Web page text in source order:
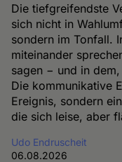
Die tiefgreifendste
sich nicht in
sondern im Tonfall.
miteinander
sagen − und in
Die kommunikative
Ereignis, sondern
die sich leise, aber
Udo Endruscheit
06.08.2026